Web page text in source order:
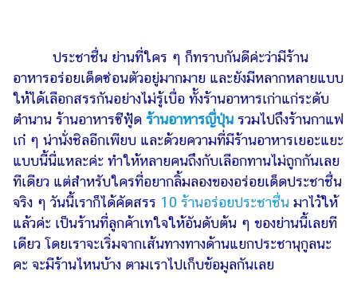
ผู้ชาย
สุขภาพ
ท่อง
เที่ยว
สูตร
อาหาร
ง่ายๆ
ช้อป
ปิ้ง
ประชาชื่น ย่านที่ใคร ๆ ก็ทราบกันดีค่ะว่ามีร้าน
อาหารอร่อยเด็ดซ่อนตัวอยู่มากมาย และยังมีหลากหลายแบบ
ให้ได้เลือกสรรกันอย่างไม่รู้เบื่อ ทั้งร้านอาหารเก่าแก่ระดับ
ตำนาน ร้านอาหารซีฟู้ด ร้านอาหารญี่ปุ่น รวมไปถึงร้านกาแฟ
เก๋ ๆ น่านั่งชิลอีกเพียบ และด้วยความที่มีร้านอาหารเยอะแยะ
แบบนี้นี่แหละค่ะ ทำให้หลายคนถึงกับเลือกทานไม่ถูกกันเลย
ทีเดียว แต่สำหรับใครที่อยากลิ้มลองของอร่อยเด็ดประชาชื่น
จริง ๆ วันนี้เราก็ได้คัดสรร 10 ร้านอร่อยประชาชื่น มาไว้ให้
แล้วค่ะ เป็นร้านที่ลูกค้าเทใจให้อันดับต้น ๆ ของย่านนี้เลยที
เดียว โดยเราจะเริ่มจากเส้นทางทางด้านแยกประชานุกูลนะ
คะ จะมีร้านไหนบ้าง ตามเราไปเก็บข้อมูลกันเลย